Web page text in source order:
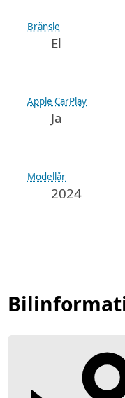
Bränsle
El
Apple CarPlay
Ja
Modellår
2024